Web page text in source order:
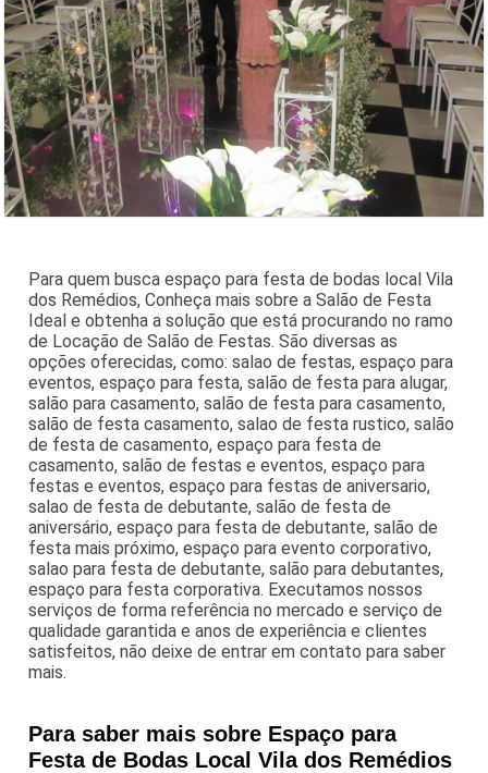
Para quem busca espaço para festa de bodas local Vila
dos Remédios, Conheça mais sobre a Salão de Festa
Ideal e obtenha a solução que está procurando no ramo
de Locação de Salão de Festas. São diversas as
opções oferecidas, como: salao de festas, espaço para
eventos, espaço para festa, salão de festa para alugar,
salão para casamento, salão de festa para casamento,
salão de festa casamento, salao de festa rustico, salão
de festa de casamento, espaço para festa de
casamento, salão de festas e eventos, espaço para
festas e eventos, espaço para festas de aniversario,
salao de festa de debutante, salão de festa de
aniversário, espaço para festa de debutante, salão de
festa mais próximo, espaço para evento corporativo,
salao para festa de debutante, salão para debutantes,
espaço para festa corporativa. Executamos nossos
serviços de forma referência no mercado e serviço de
qualidade garantida e anos de experiência e clientes
satisfeitos, não deixe de entrar em contato para saber
mais.
Para saber mais sobre Espaço para
Festa de Bodas Local Vila dos Remédios